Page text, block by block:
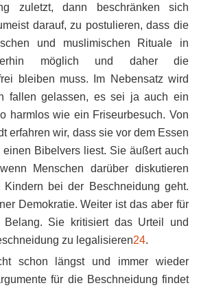
zuletzt, dann beschränken sich
darauf, zu postulieren, dass die
und muslimischen Rituale in
möglich und daher die
bleiben muss. Im Nebensatz wird
fallen gelassen, es sei ja auch ein
harmlos wie ein Friseurbesuch. Von
erfahren wir, dass sie vor dem Essen
einen Bibelvers liest. Sie äußert auch
Menschen darüber diskutieren
bei der Beschneidung geht.
Demokratie. Weiter ist das aber für
Sie kritisiert das Urteil und
zu legalisieren24.
schon längst und immer wieder
für die Beschneidung findet